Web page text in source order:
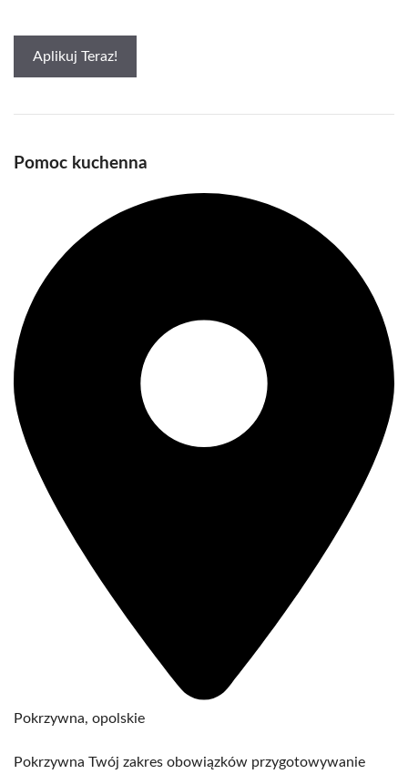
Aplikuj Teraz!
Pomoc kuchenna
Pokrzywna, opolskie
Pokrzywna Twój zakres obowiązków przygotowywanie